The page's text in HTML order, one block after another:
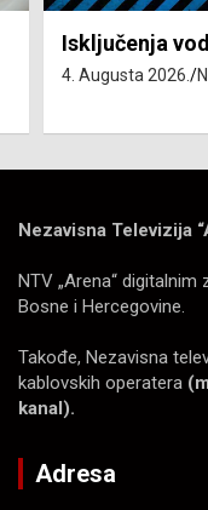
Isključenja
4. Augusta 2026.
Nezavisna Televizija
NTV „Arena“
Bosne i Hercegovine.
Takođe, Nezavisna
kablovskih operatera
kanal).
Adresa